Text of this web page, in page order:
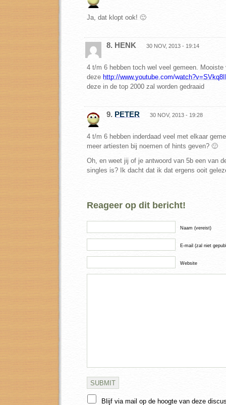
Ja, dat klopt ook! 🙂
8. HENK 30 NOV, 2013 - 19:14
4 t/m 6 hebben toch wel veel gemeen.
deze http://www.youtube.com/
deze in de top 2000 zal worden gedraaid
9. PETER 30 NOV, 2013 - 19:28
4 t/m 6 hebben inderdaad veel met elkaar
meer artiesten bij noemen of hints geven? 🙂
Oh, en weet jij of je antwoord van 5b een van
singles is? Ik dacht dat ik dat ergens ooit
Reageer op dit bericht!
Naam (vereist)
E-mail (zal niet
Website
Blijf via mail op de hoogte van deze